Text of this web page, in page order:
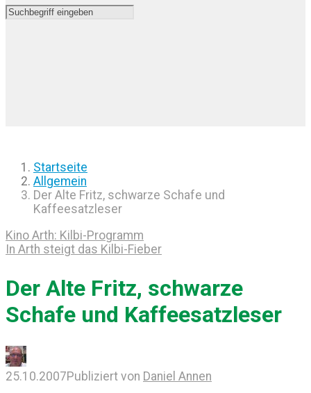
Startseite
Allgemein
Der Alte Fritz, schwarze Schafe und
Kaffeesatzleser
Kino Arth: Kilbi-Programm
In Arth steigt das Kilbi-Fieber
Der Alte Fritz, schwarze
Schafe und Kaffeesatzleser
25.10.2007Publiziert von Daniel Annen